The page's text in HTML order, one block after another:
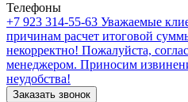
Телефоны
+7 923 314-55-63 Уважаемые
причинам расчет итоговой
некорректно! Пожалуйста,
менеджером. Приносим
неудобства!
Заказать звонок